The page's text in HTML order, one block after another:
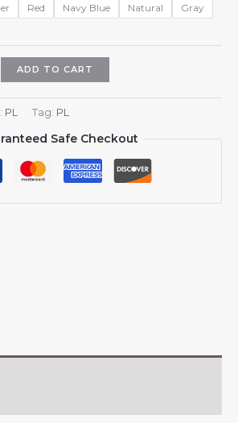
Red Navy Blue Natural Gray
ADD TO CART
PL Tag: PL
Safe Checkout